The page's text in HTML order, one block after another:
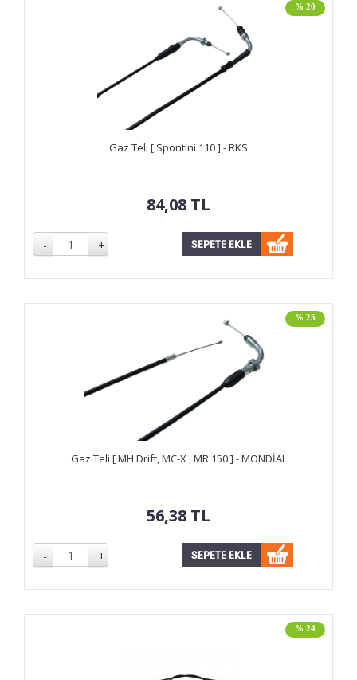
% 20
Gaz Teli [ Spontini 110 ] - RKS
84,08 TL
% 25
Gaz Teli [ MH Drift, MC-X , MR 150 ] - MONDİAL
56,38 TL
% 24